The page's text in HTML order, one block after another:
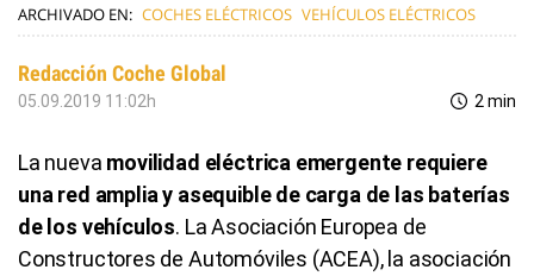
ARCHIVADO EN: COCHES ELÉCTRICOS VEHÍCULOS ELÉCTRICOS
Redacción Coche Global
05.09.2019 11:02h 2 min
La nueva movilidad eléctrica emergente requiere
una red amplia y asequible de carga de las baterías
de los vehículos. La Asociación Europea de
Constructores de Automóviles (ACEA), la asociación